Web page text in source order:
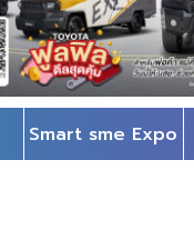
Smart sme Expo